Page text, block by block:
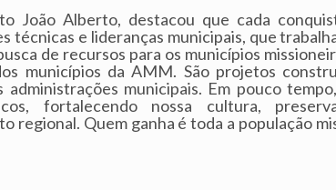
João Alberto, destacou que cada
técnicas e lideranças municipais, que
de recursos para os municípios
municípios da AMM. São projetos
municipais. Em pouco
fortalecendo nossa cultura,
regional. Quem ganha é toda a população